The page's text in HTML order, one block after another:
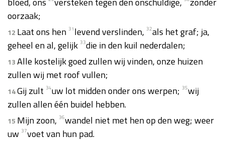
oorzaak;
12 Laat ons hen 31 levend verslinden, 32als het graf; ja,
geheel en al, gelijk 33die in den kuil nederdalen;
13Alle kostelijk goed zullen wij vinden, onze huizen
zullen wij met roof vullen;
14Gij zult 34uw lot midden onder ons werpen; 35wij
zullen allen één buidel hebben.
15 Mijn zoon, 36wandel niet met hen op den weg; weer
uw 37voet van hun pad.